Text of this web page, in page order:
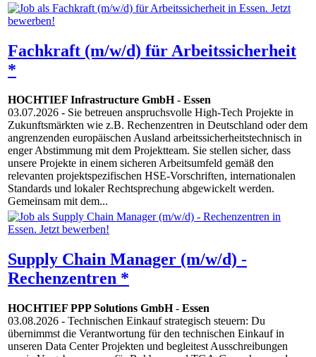
Fachkraft (m/w/d) für Arbeitssicherheit
*
HOCHTIEF Infrastructure GmbH- Essen
03.07.2026 - Sie betreuen anspruchsvolle High-Tech Projekte in
Zukunftsmärkten wie z.B. Rechenzentren in Deutschland oder dem
angrenzenden europäischen Ausland arbeitssicherheitstechnisch in
enger Abstimmung mit dem Projektteam. Sie stellen sicher, dass
unsere Projekte in einem sicheren Arbeitsumfeld gemäß den
relevanten projektspezifischen HSE-Vorschriften, internationalen
Standards und lokaler Rechtsprechung abgewickelt werden.
Gemeinsam mit dem...
Supply Chain Manager (m/w/d) -
Rechenzentren *
HOCHTIEF PPP Solutions GmbH- Essen
03.08.2026 - Technischen Einkauf strategisch steuern: Du
übernimmst die Verantwortung für den technischen Einkauf in
unseren Data Center Projekten und begleitest Ausschreibungen